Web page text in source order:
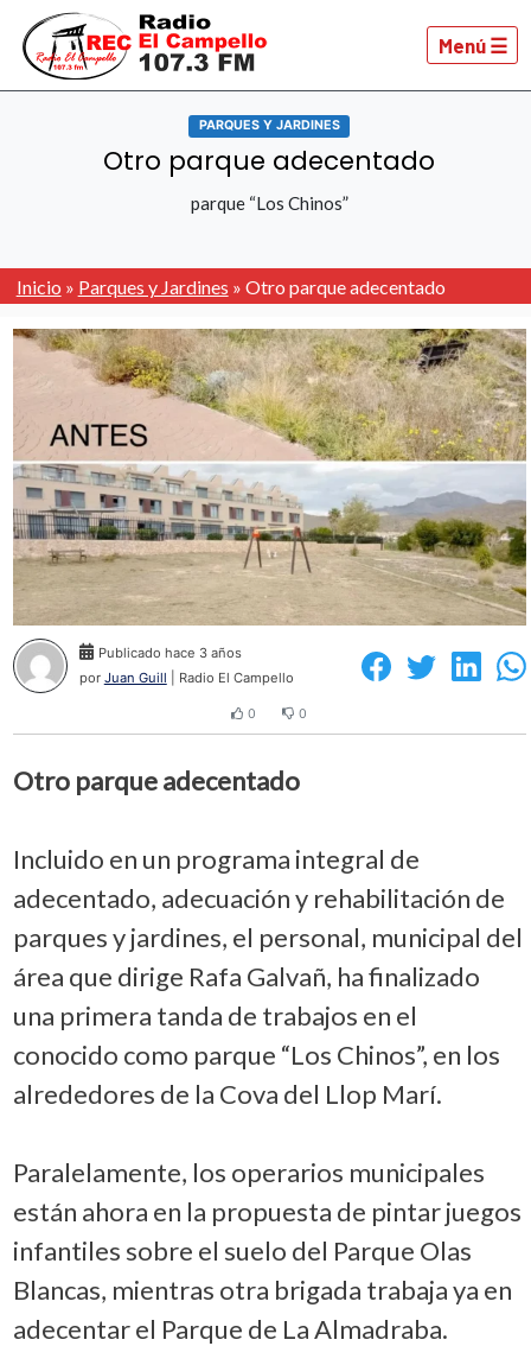
Menú ☰
PARQUES Y JARDINES
Otro parque adecentado
parque “Los Chinos”
Inicio » Parques y Jardines » Otro parque adecentado
Publicado hace 3 años
por Juan Guill | Radio El Campello
0 0
Otro parque adecentado
Incluido en un programa integral de
adecentado, adecuación y rehabilitación de
parques y jardines, el personal, municipal del
área que dirige Rafa Galvañ, ha finalizado
una primera tanda de trabajos en el
conocido como parque “Los Chinos”, en los
alrededores de la Cova del Llop Marí.
Paralelamente, los operarios municipales
están ahora en la propuesta de pintar juegos
infantiles sobre el suelo del Parque Olas
Blancas, mientras otra brigada trabaja ya en
adecentar el Parque de La Almadraba.